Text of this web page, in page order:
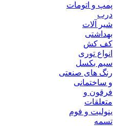
پمپ و اتومات
درب
شیر آلات
بهداشتی
کف کش
انواع توری
سیم بکسل
رنگ های صنعتی
و ساختمانی
فرقون و
متعلقات
ینولیت و فوم
تسمه